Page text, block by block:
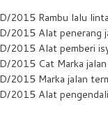
2015 Rambu lalu
2015 Alat penerang
2015 Alat pemberi
2015 Cat Marka
2015 Marka jalan
2015 Alat